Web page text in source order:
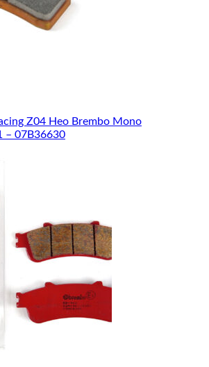
Z04 Heo Brembo Mono
– 07B36630